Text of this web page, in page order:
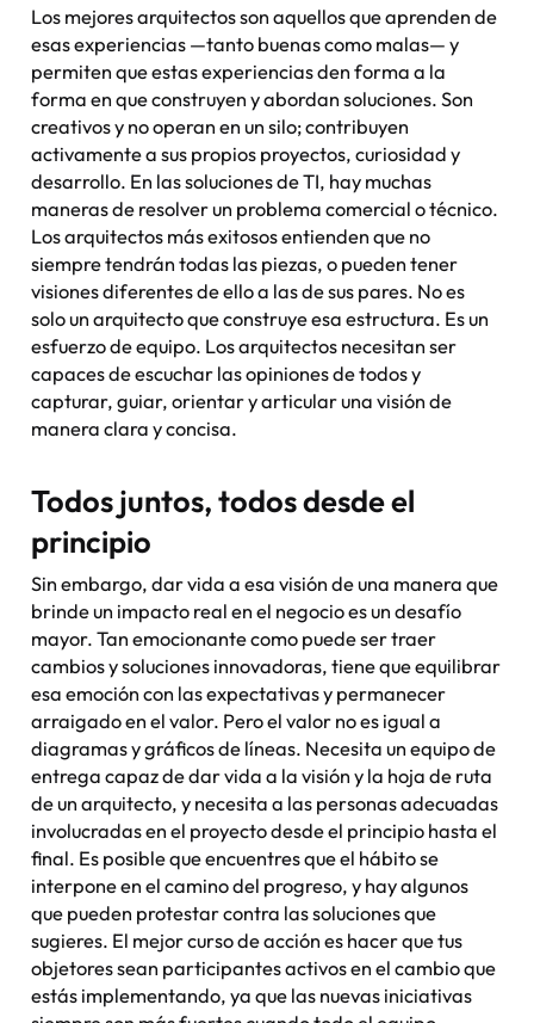
Los mejores arquitectos son aquellos que aprenden de
esas experiencias —tanto buenas como malas— y
permiten que estas experiencias den forma a la
forma en que construyen y abordan soluciones. Son
creativos y no operan en un silo; contribuyen
activamente a sus propios proyectos, curiosidad y
desarrollo. En las soluciones de TI, hay muchas
maneras de resolver un problema comercial o técnico.
Los arquitectos más exitosos entienden que no
siempre tendrán todas las piezas, o pueden tener
visiones diferentes de ello a las de sus pares. No es
solo un arquitecto que construye esa estructura. Es un
esfuerzo de equipo. Los arquitectos necesitan ser
capaces de escuchar las opiniones de todos y
capturar, guiar, orientar y articular una visión de
manera clara y concisa.
Todos juntos, todos desde el
principio
Sin embargo, dar vida a esa visión de una manera que
brinde un impacto real en el negocio es un desafío
mayor. Tan emocionante como puede ser traer
cambios y soluciones innovadoras, tiene que equilibrar
esa emoción con las expectativas y permanecer
arraigado en el valor. Pero el valor no es igual a
diagramas y gráficos de líneas. Necesita un equipo de
entrega capaz de dar vida a la visión y la hoja de ruta
de un arquitecto, y necesita a las personas adecuadas
involucradas en el proyecto desde el principio hasta el
final. Es posible que encuentres que el hábito se
interpone en el camino del progreso, y hay algunos
que pueden protestar contra las soluciones que
sugieres. El mejor curso de acción es hacer que tus
objetores sean participantes activos en el cambio que
estás implementando, ya que las nuevas iniciativas